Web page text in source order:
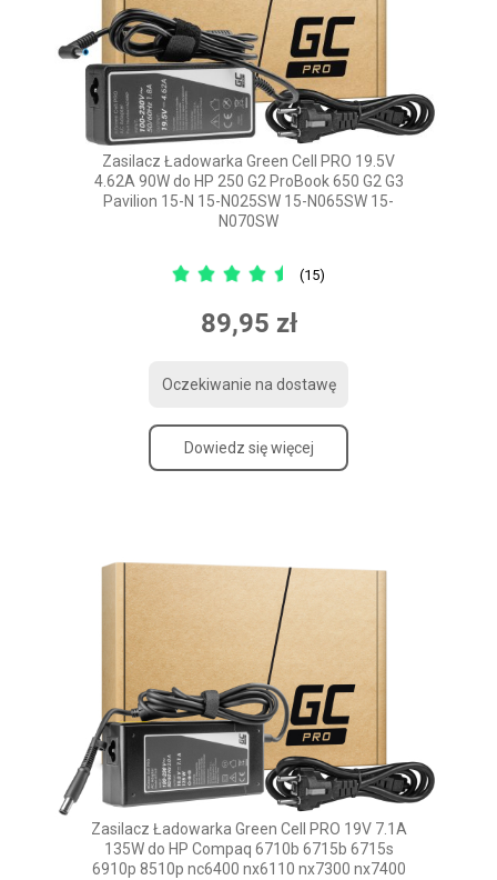
Zasilacz Ładowarka Green Cell PRO 19.5V
4.62A 90W do HP 250 G2 ProBook 650 G2 G3
Pavilion 15-N 15-N025SW 15-N065SW 15-
N070SW
(15)
89,95 zł
Oczekiwanie na dostawę
Dowiedz się więcej
Zasilacz Ładowarka Green Cell PRO 19V 7.1A
135W do HP Compaq 6710b 6715b 6715s
6910p 8510p nc6400 nx6110 nx7300 nx7400